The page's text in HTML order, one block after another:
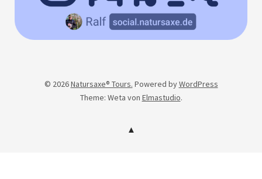
© 2026Natursaxe® Tours. Powered byWordPress
Theme: Weta von Elmastudio.